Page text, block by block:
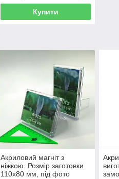
Купити
Акриловий магніт з
ніжкою. Розмір заготовки
110x80 мм, під фото